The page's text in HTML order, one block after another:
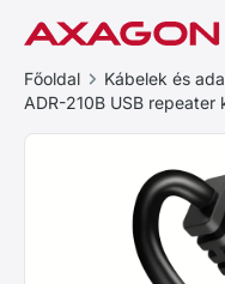
Főoldal
Kábelek és
ADR-210B USB repeater